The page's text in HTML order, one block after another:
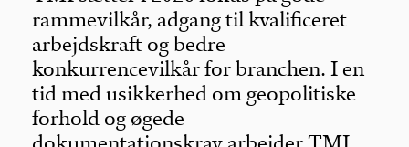
rammevilkår, adgang til kvalificeret
arbejdskraft og bedre
konkurrencevilkår for branchen. I en
tid med usikkerhed om geopolitiske
forhold og øgede